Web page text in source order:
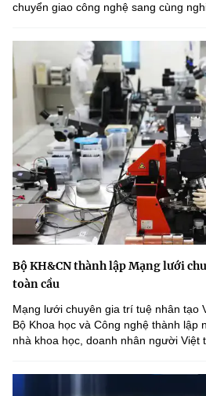
chuyển giao công nghệ sang cùng
Bộ KH&CN thành lập Mạng lưới
toàn cầu
Mạng lưới chuyên gia trí tuệ nhân tạo
Bộ Khoa học và Công nghệ thành lập
nhà khoa học, doanh nhân người Việt